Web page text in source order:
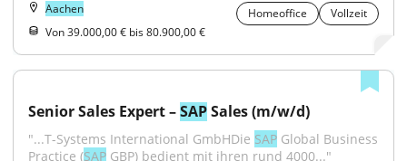
Aachen Homeoffice
Vollzeit
Von 39.000,00 € bis 80.900,00 €
Senior Sales Expert – SAP Sales (m/w/d)
"...T-Systems International GmbHDie SAP Global Business
Practice (SAP GBP) bedient mit ihren rund 4000..."